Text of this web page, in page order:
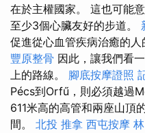
在於主權國家。 這也可能
至少3個心臟友好的步道。
促進從心血管疾病治癒的人
豐原整骨 因此，讓我們看
上的路線。 腳底按摩證照
Pécs到Orfű，則必須越過
611米高的高管和兩座山頂
間。 北投 推拿 西屯按摩